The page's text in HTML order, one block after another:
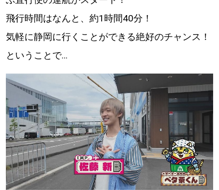
北海道で暮らす、あなたとつくる、
明日への”きっかけ”WEBマガジン
パートナーメディア Sitakkeパートナー
飛行時間はなんと、約1時間40分！
気軽に静岡に行くことができる絶好のチャンス！
ということで…